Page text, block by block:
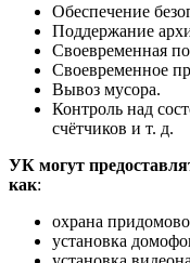
Обеспечение
Поддержание
Своевременная
Своевременное
Вывоз мусора.
Контроль над
счётчиков и т. д.
УК могут
как:
охрана
установка